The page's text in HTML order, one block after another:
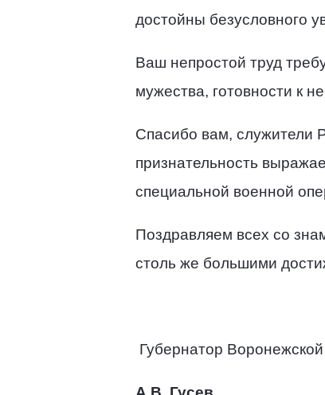
достойны безусловного
Ваш непростой труд
мужества, готовности к
Спасибо вам, служители
признательность
специальной военной
Поздравляем всех со
столь же большими
Губернатор